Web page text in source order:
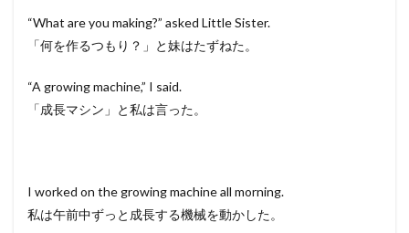
“What are you making?” asked Little Sister.
「何を作るつもり？」と妹はたずねた。
“A growing machine,” I said.
「成長マシン」と私は言った。
I worked on the growing machine all morning.
私は午前中ずっと成長する機械を動かした。